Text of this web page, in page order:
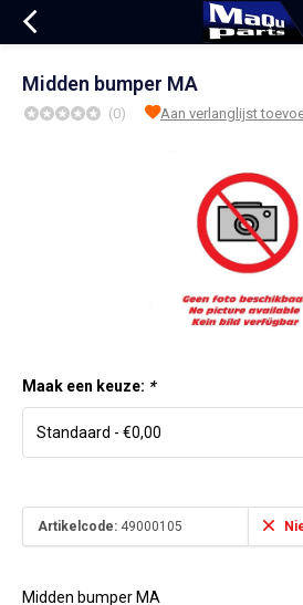
Midden bumper MA
(0) Aan verlanglijst
Maak een keuze: *
Artikelcode: 49000105
Midden bumper MA